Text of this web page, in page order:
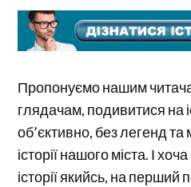
Пропонуємо нашим
глядачам, подивитися на
об’єктивно, без легенд та
історії нашого міста. І
історії якийсь, на перший